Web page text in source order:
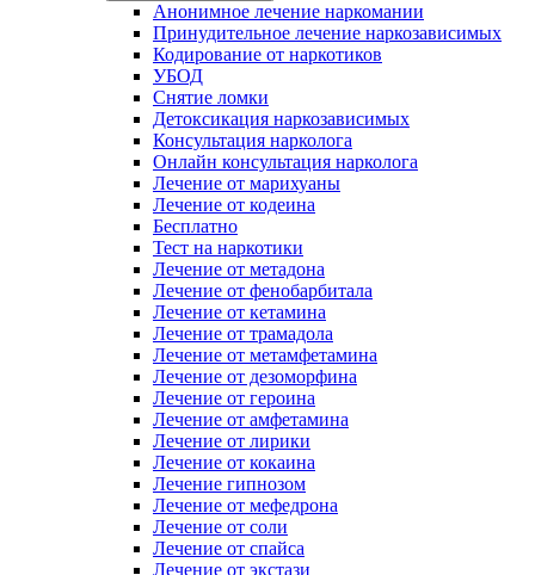
Анонимное лечение наркомании
Принудительное лечение наркозависимых
Кодирование от наркотиков
УБОД
Снятие ломки
Детоксикация наркозависимых
Консультация нарколога
Онлайн консультация нарколога
Лечение от марихуаны
Лечение от кодеина
Бесплатно
Тест на наркотики
Лечение от метадона
Лечение от фенобарбитала
Лечение от кетамина
Лечение от трамадола
Лечение от метамфетамина
Лечение от дезоморфина
Лечение от героина
Лечение от амфетамина
Лечение от лирики
Лечение от кокаина
Лечение гипнозом
Лечение от мефедрона
Лечение от соли
Лечение от спайса
Лечение от экстази